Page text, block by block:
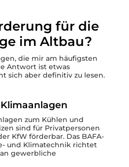
für die
im Altbau?
die mir am häufigsten
Antwort ist etwas
sich aber definitiv zu lesen.
zum Kühlen und
sind für Privatpersonen
KfW förderbar. Das BAFA-
und Klimatechnik richtet
gewerbliche